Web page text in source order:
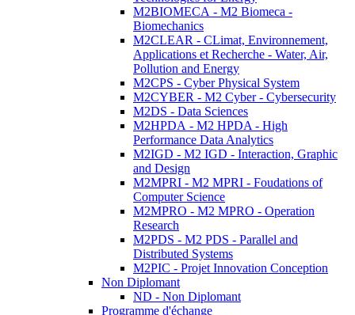
M2BIOMECA - M2 Biomeca -
Biomechanics
M2CLEAR - CLimat, Environnement,
Applications et Recherche - Water, Air,
Pollution and Energy
M2CPS - Cyber Physical System
M2CYBER - M2 Cyber - Cybersecurity
M2DS - Data Sciences
M2HPDA - M2 HPDA - High
Performance Data Analytics
M2IGD - M2 IGD - Interaction, Graphic
and Design
M2MPRI - M2 MPRI - Foudations of
Computer Science
M2MPRO - M2 MPRO - Operation
Research
M2PDS - M2 PDS - Parallel and
Distributed Systems
M2PIC - Projet Innovation Conception
Non Diplomant
ND - Non Diplomant
Programme d'échange